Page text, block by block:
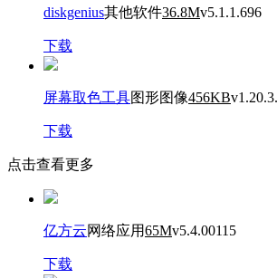
diskgenius其他软件36.8Mv5.1.1.696
下载
屏幕取色工具图形图像456KB
下载
点击查看更多
亿方云网络应用65Mv5.4.00115
下载